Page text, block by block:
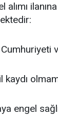
alımı
kaydı
engel